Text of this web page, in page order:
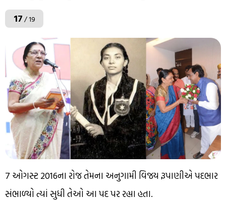
17/ 19
7 ઓગસ્ટ 2016ના રોજ તેમના અનુગામી વિજય રૂપાણીએ પદભાર
સંભાળ્યો ત્યાં સુધી તેઓ આ પદ પર રહ્યા હતા.